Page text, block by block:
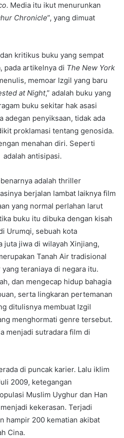
. Media itu ikut menurunkan
Chronicle”, yang dimuat
kritikus buku yang sempat
pada artikelnya di The New York
memoar Izgil yang baru
at Night,” adalah buku yang
buku sekitar hak asasi
adegan penyiksaan, tidak ada
proklamasi tentang genosida.
menahan diri. Seperti
antisipasi.
adalah thriller
berjalan lambat laiknya film
yang normal perlahan larut
buku itu dibuka dengan kisah
Urumqi, sebuah kota
juta jiwa di wilayah Xinjiang,
Tanah Air tradisional
teraniaya di negara itu.
dan mengecap hidup bahagia
serta lingkaran pertemanan
ditulisnya membuat Izgil
menghormati genre tersebut.
menjadi sutradara film di
di puncak karier. Lalu iklim
2009, ketegangan
Muslim Uyghur dan Han
kekerasan. Terjadi
hampir 200 kematian akibat
Cina.